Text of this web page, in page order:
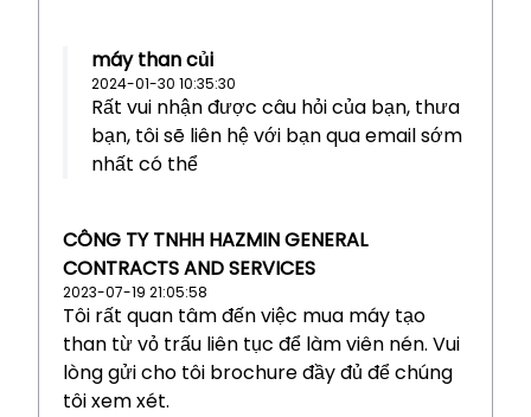
máy than củi
2024-01-30 10:35:30
Rất vui nhận được câu hỏi của bạn, thưa
bạn, tôi sẽ liên hệ với bạn qua email sớm
nhất có thể
CÔNG TY TNHH HAZMIN GENERAL
CONTRACTS AND SERVICES
2023-07-19 21:05:58
Tôi rất quan tâm đến việc mua máy tạo
than từ vỏ trấu liên tục để làm viên nén. Vui
lòng gửi cho tôi brochure đầy đủ để chúng
tôi xem xét.